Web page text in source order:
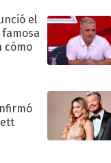
el
cómo